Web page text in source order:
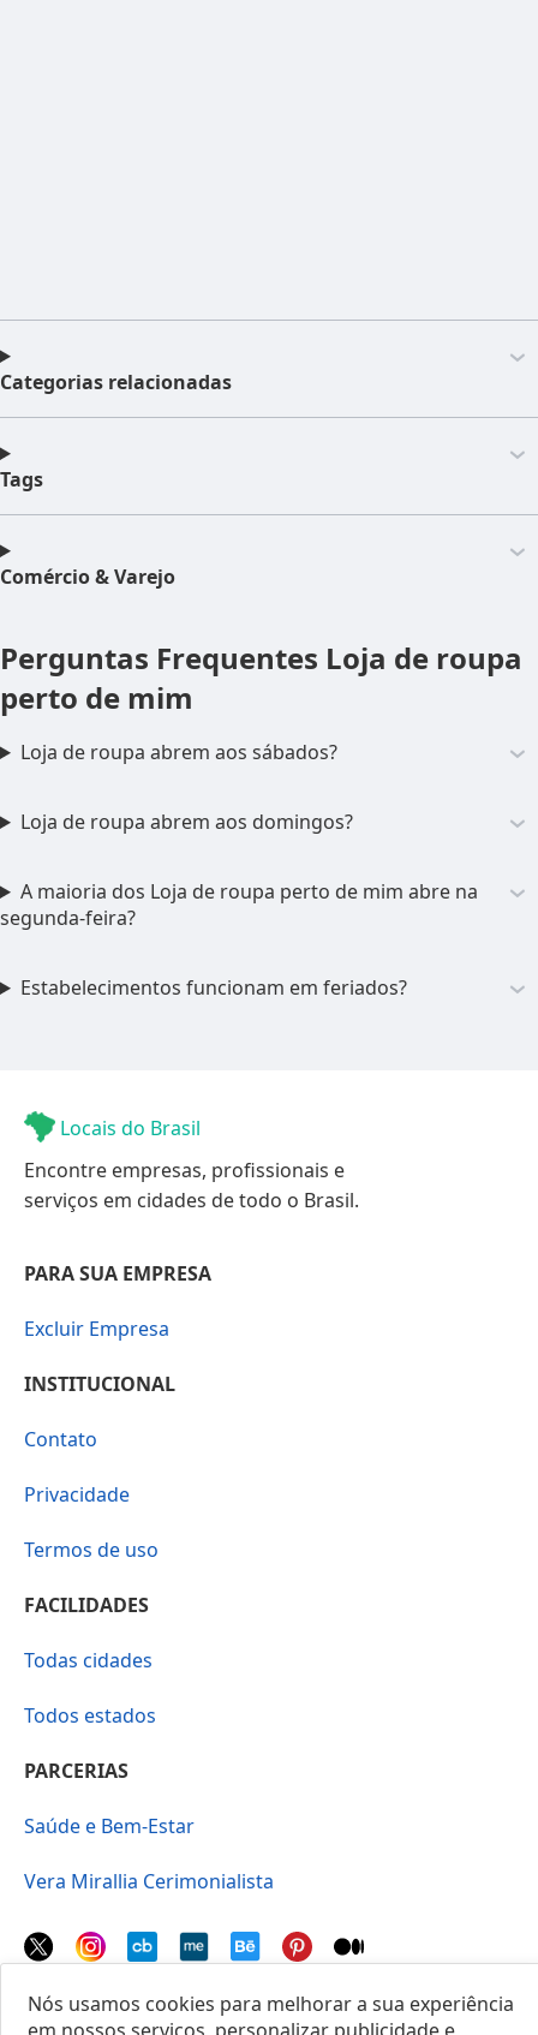
Categorias relacionadas
Tags
Comércio & Varejo
Perguntas Frequentes Loja de roupa
perto de mim
Loja de roupa abrem aos sábados?
Loja de roupa abrem aos domingos?
A maioria dos Loja de roupa perto de mim abre na
segunda-feira?
Estabelecimentos funcionam em feriados?
Locais do Brasil
Encontre empresas, profissionais e
serviços em cidades de todo o Brasil.
PARA SUA EMPRESA
Excluir Empresa
INSTITUCIONAL
Contato
Privacidade
Termos de uso
FACILIDADES
Todas cidades
Todos estados
PARCERIAS
Saúde e Bem-Estar
Vera Mirallia Cerimonialista
Nós usamos cookies para melhorar a sua experiência